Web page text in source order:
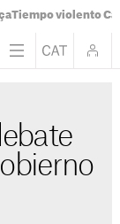
Tiempo violento